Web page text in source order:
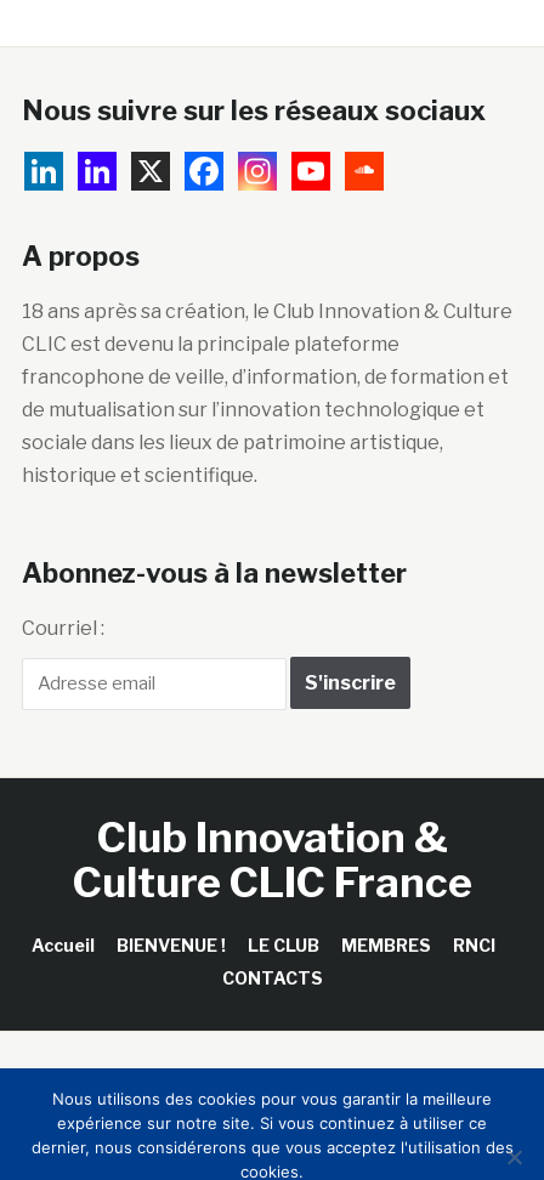
Nous suivre sur les réseaux sociaux
A propos
18 ans après sa création, le Club Innovation & Culture
CLIC est devenu la principale plateforme
francophone de veille, d’information, de formation et
de mutualisation sur l’innovation technologique et
sociale dans les lieux de patrimoine artistique,
historique et scientifique.
Abonnez-vous à la newsletter
Courriel :
Club Innovation &
Culture CLIC France
Accueil BIENVENUE ! LE CLUB MEMBRES
RNCI
CONTACTS
Sinapses Conseils
Nous utilisons des cookies pour vous garantir la meilleure
expérience sur notre site. Si vous continuez à utiliser ce
dernier, nous considérerons que vous acceptez l'utilisation des
cookies.